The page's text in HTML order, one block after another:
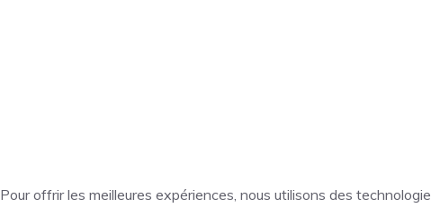
Pour offrir les meilleures expériences, nous utilisons des